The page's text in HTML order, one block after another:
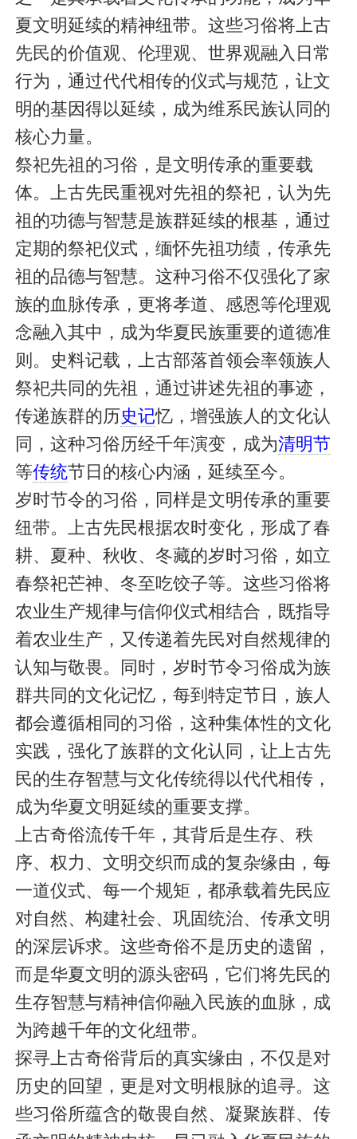
夏文明延续的精神纽带。这些习俗将上古
先民的价值观、伦理观、世界观融入日常
行为，通过代代相传的仪式与规范，让文
明的基因得以延续，成为维系民族认同的
核心力量。
祭祀先祖的习俗，是文明传承的重要载
体。上古先民重视对先祖的祭祀，认为先
祖的功德与智慧是族群延续的根基，通过
定期的祭祀仪式，缅怀先祖功绩，传承先
祖的品德与智慧。这种习俗不仅强化了家
族的血脉传承，更将孝道、感恩等伦理观
念融入其中，成为华夏民族重要的道德准
则。史料记载，上古部落首领会率领族人
祭祀共同的先祖，通过讲述先祖的事迹，
传递族群的历史记忆，增强族人的文化认
同，这种习俗历经千年演变，成为清明节
等传统节日的核心内涵，延续至今。
岁时节令的习俗，同样是文明传承的重要
纽带。上古先民根据农时变化，形成了春
耕、夏种、秋收、冬藏的岁时习俗，如立
春祭祀芒神、冬至吃饺子等。这些习俗将
农业生产规律与信仰仪式相结合，既指导
着农业生产，又传递着先民对自然规律的
认知与敬畏。同时，岁时节令习俗成为族
群共同的文化记忆，每到特定节日，族人
都会遵循相同的习俗，这种集体性的文化
实践，强化了族群的文化认同，让上古先
民的生存智慧与文化传统得以代代相传，
成为华夏文明延续的重要支撑。
上古奇俗流传千年，其背后是生存、秩
序、权力、文明交织而成的复杂缘由，每
一道仪式、每一个规矩，都承载着先民应
对自然、构建社会、巩固统治、传承文明
的深层诉求。这些奇俗不是历史的遗留，
而是华夏文明的源头密码，它们将先民的
生存智慧与精神信仰融入民族的血脉，成
为跨越千年的文化纽带。
探寻上古奇俗背后的真实缘由，不仅是对
历史的回望，更是对文明根脉的追寻。这
些习俗所蕴含的敬畏自然、凝聚族群、传